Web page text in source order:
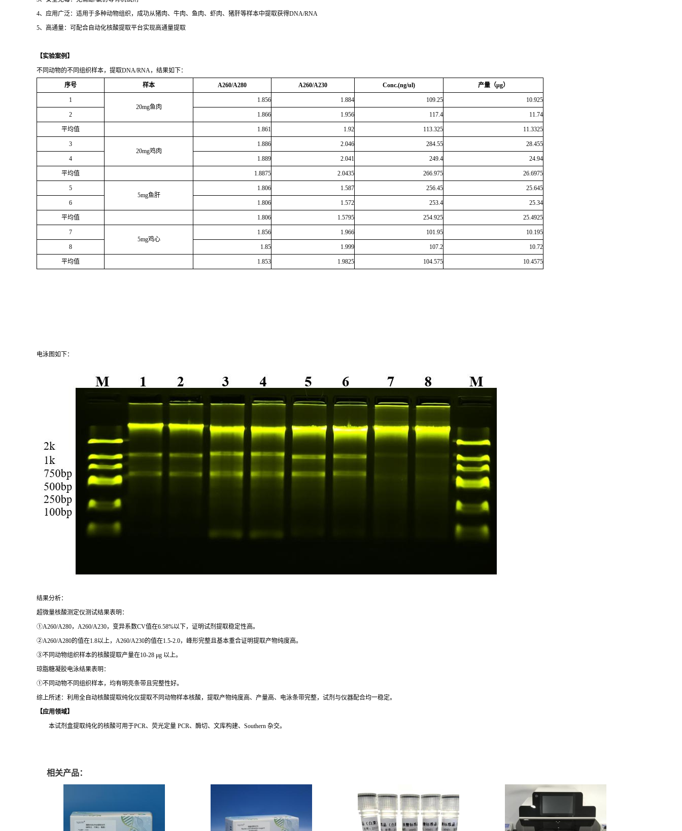
4、应用广泛：适用于多种动物组织，成功从猪肉、牛肉、鱼肉、虾肉、猪肝等样本中提取获得DNA/RNA
5、高通量：可配合自动化核酸提取平台实现高通量提取
【实验案例】
不同动物的不同组织样本，提取DNA/RNA，结果如下：
序号 样本 A260/A280 A260/A230 Conc.(ng/ul) 产量（μg）
1
20mg鱼肉
1.856 1.884 109.25 10.925
2 1.866 1.956 117.4 11.74
平均值 1.861 1.92 113.325 11.3325
3
20mg鸡肉
1.886 2.046 284.55 28.455
4 1.889 2.041 249.4 24.94
平均值 1.8875 2.0435 266.975 26.6975
5
5mg鱼肝
1.806 1.587 256.45 25.645
6 1.806 1.572 253.4 25.34
平均值 1.806 1.5795 254.925 25.4925
7
5mg鸡心
1.856 1.966 101.95 10.195
8 1.85 1.999 107.2 10.72
平均值 1.853 1.9825 104.575 10.4575
电泳图如下：
结果分析：
超微量核酸测定仪测试结果表明：
①A260/A280，A260/A230，变异系数CV值在6.58%以下，证明试剂提取稳定性高。
②A260/A280的值在1.8以上，A260/A230的值在1.5-2.0，峰形完整且基本重合证明提取产物纯度高。
③不同动物组织样本的核酸提取产量在10-28 μg 以上。
琼脂糖凝胶电泳结果表明：
①不同动物不同组织样本，均有明亮条带且完整性好。
综上所述：利用全自动核酸提取纯化仪提取不同动物样本核酸，提取产物纯度高、产量高、电泳条带完整，试剂与仪器配合均一稳定。
【应用领域】
本试剂盒提取纯化的核酸可用于PCR、荧光定量 PCR、酶切、文库构建、Southern 杂交。
相关产品：